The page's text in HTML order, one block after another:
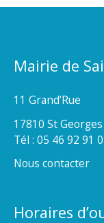
Mairie de
11 Grand’Rue
17810 St
Tél : 05 46 92 91
Nous contacter
Horaires